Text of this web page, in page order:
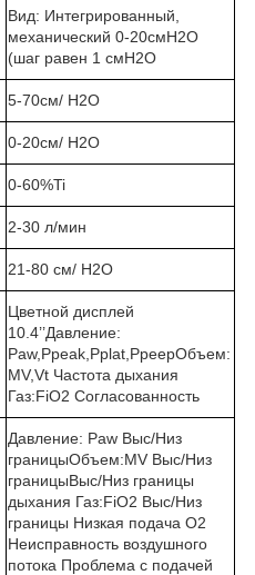
Вид: Интегрированный,
механический 0-20смH2O
(шаг равен 1 смH2O
5-70см/ H2O
0-20см/ H2O
0-60%Ti
2-30 л/мин
21-80 см/ H2O
Цветной дисплей
10.4’’Давление:
Paw,Ppeak,Pplat,PpeepОбъем:
MV,Vt Частота дыхания
Газ:FiO2 Согласованность
Давление: Paw Выс/Низ
границыОбъем:MV Выс/Низ
границыВыс/Низ границы
дыхания Газ:FiO2 Выс/Низ
границы Низкая подача О2
Неисправность воздушного
потока Проблема с подачей